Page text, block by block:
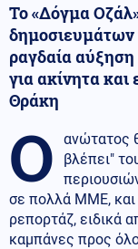
Το «Δόγμα
δημοσιευμάτων
ραγδαία
για ακίνητα και
Θράκη
Ο
ανώτατος
βλέπει"
σε πολλά ΜΜΕ, και
ρεπορτάζ, ειδικά
καμπάνες προς